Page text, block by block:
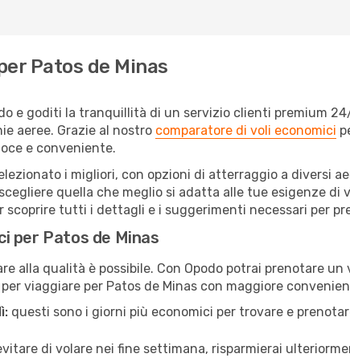
Patos de Minas
e goditi la tranquillità di un servizio clienti premium
aeree. Grazie al nostro comparatore di voli economici
e conveniente.
i migliori, con opzioni di atterraggio a diversi
quella che meglio si adatta alle tue esigenze di
tutti i dettagli e i suggerimenti necessari per
per Patos de Minas
alla qualità è possibile. Con Opodo potrai prenotare un
viaggiare per Patos de Minas con maggiore
questi sono i giorni più economici per trovare e
di volare nei fine settimana, risparmierai